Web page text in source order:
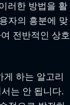
러한 방법을 활
자의 흥분에 맞
전반적인 상호
하는 알고리
는 안 됩니다.